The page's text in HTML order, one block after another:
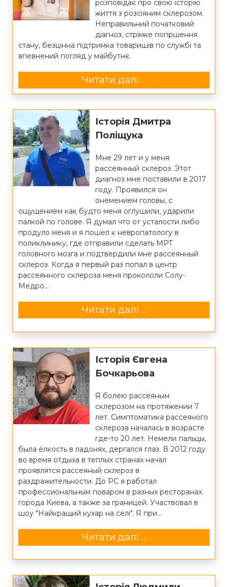
розповідає про свою історію
життя з розсіяним склерозом.
Неправильний початковий
діагноз, стрімке погіршення
стану, безцінна підтримка товаришів по службі та
впевнений погляд у майбутнє.
Читати далі ...
Історія Дмитра
Поліщука
Мне 29 лет и у меня
рассеянный склероз. Этот
диагноз мне поставили в 2017
году. Проявился он
онемением головы, с
ощущением как будто меня оглушили, ударили
палкой по голове. Я думал что от усталости либо
продуло меня и я пошел к невропатологу в
поликлинику, где отправили сделать МРТ
головного мозга и подтвердили мне рассеянный
склероз. Когда я первый раз попал в центр
рассеянного склероза меня прокололи Солу-
Медро...
Читати далі ...
Історія Євгена
Бочкарьова
Я болею рассеяным
склерозом на протяжении 7
лет. Симптоматика рассеяного
склероза началась в возрасте
где-то 20 лет. Немели пальцы,
была ёлкость в ладонях, дергался глаз. В 2012 году
во время отдыха в теплых странах начал
проявлятся рассеяный склероз в
раздражительности. До РС я работал
профессиональным поваром в разных ресторанах
города Киева, а также за границей. Участвовал в
шоу "Найкращий кухар на селі". Я при...
Читати далі ...